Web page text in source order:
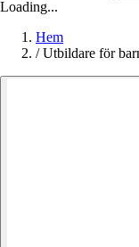
Loading...
Hem
/ Utbildare för